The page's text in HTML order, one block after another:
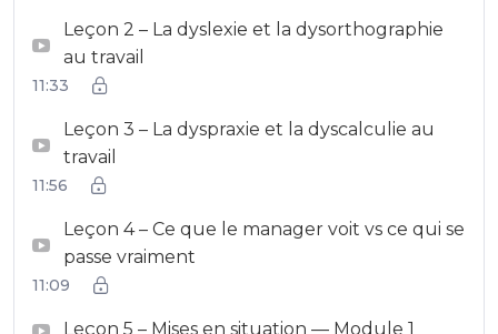
Leçon 2 – La dyslexie et la dysorthographie
au travail
11:33
Leçon 3 – La dyspraxie et la dyscalculie au
travail
11:56
Leçon 4 – Ce que le manager voit vs ce qui se
passe vraiment
11:09
Leçon 5 – Mises en situation — Module 1